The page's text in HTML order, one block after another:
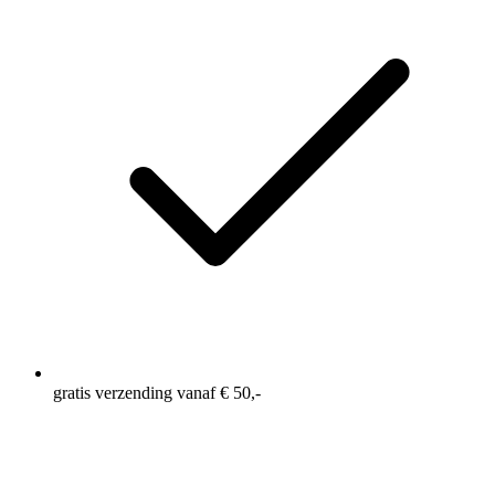
gratis verzending vanaf € 50,-